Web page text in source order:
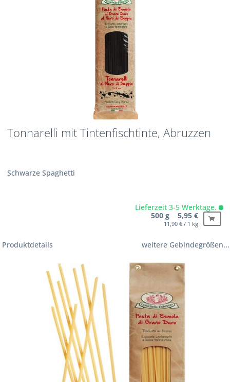
Tonnarelli mit Tintenfischtinte, Abruzzen
Schwarze Spaghetti
Lieferzeit 3-5 Werktage.
500 g 5,95 €
11,90 € / 1 kg
Produktdetails weitere Gebindegrößen...